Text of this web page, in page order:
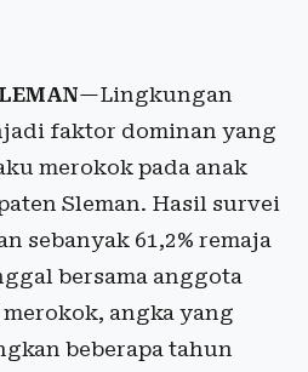
—Lingkungan
faktor dominan yang
merokok pada anak
Sleman. Hasil survei
sebanyak 61,2% remaja
bersama anggota
angka yang
beberapa tahun